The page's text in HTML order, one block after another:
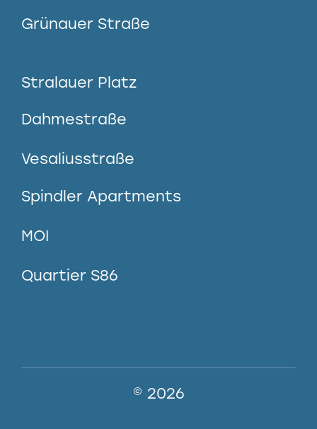
Grünauer Straße
Stralauer Platz
Dahmestraße
Vesaliusstraße
Spindler Apartments
MOI
Quartier S86
© 2026